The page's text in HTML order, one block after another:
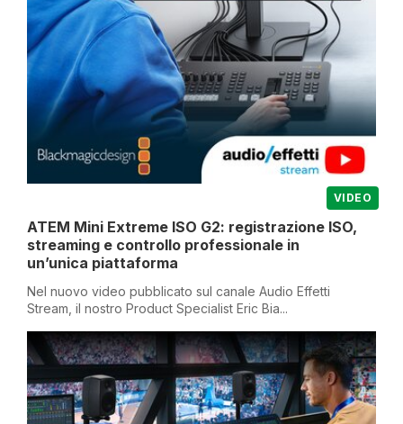
VIDEO
ATEM Mini Extreme ISO G2: registrazione ISO,
streaming e controllo professionale in
un’unica piattaforma
Nel nuovo video pubblicato sul canale Audio Effetti
Stream, il nostro Product Specialist Eric Bia...